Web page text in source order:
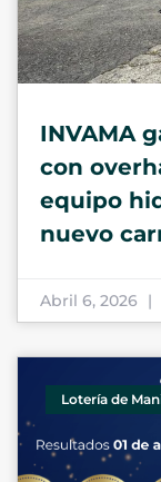
INVAMA
con
equipo
nuevo
Abril 6, 2026
Lotería de